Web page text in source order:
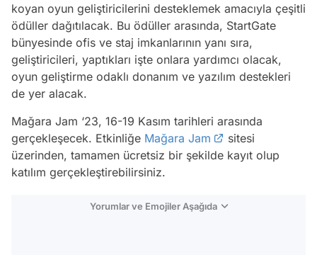
koyan oyun geliştiricilerini desteklemek amacıyla çeşitli
ödüller dağıtılacak. Bu ödüller arasında, StartGate
bünyesinde ofis ve staj imkanlarının yanı sıra,
geliştiricileri, yaptıkları işte onlara yardımcı olacak,
oyun geliştirme odaklı donanım ve yazılım destekleri
de yer alacak.
Mağara Jam ‘23, 16-19 Kasım tarihleri arasında
gerçekleşecek. Etkinliğe Mağara Jam
sitesi
üzerinden, tamamen ücretsiz bir şekilde kayıt olup
katılım gerçekleştirebilirsiniz.
Yorumlar ve Emojiler Aşağıda